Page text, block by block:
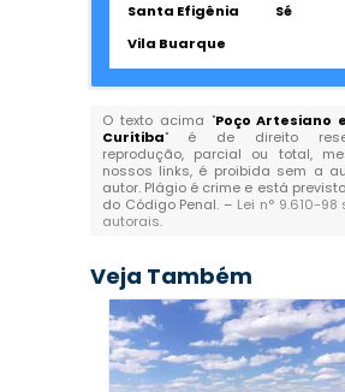
Santa Efigênia
Sé
Vila Buarque
O texto acima "Poço Artesiano
Curitiba" é de direito
reprodução, parcial ou total,
nossos links, é proibida sem a
autor. Plágio é crime e está
do Código Penal. – Lei n° 9.610-
autorais.
Veja Também